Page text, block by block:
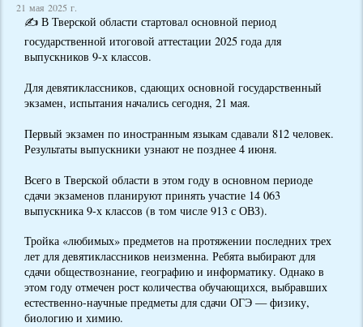
21 мая 2025 г.
✍️ В Тверской области стартовал основной период
государственной итоговой аттестации 2025 года для
выпускников 9-х классов.
Для девятиклассников, сдающих основной государственный
экзамен, испытания начались сегодня, 21 мая.
Первый экзамен по иностранным языкам сдавали 812 человек.
Результаты выпускники узнают не позднее 4 июня.
Всего в Тверской области в этом году в основном периоде
сдачи экзаменов планируют принять участие 14 063
выпускника 9-х классов (в том числе 913 с ОВЗ).
Тройка «любимых» предметов на протяжении последних трех
лет для девятиклассников неизменна. Ребята выбирают для
сдачи обществознание, географию и информатику. Однако в
этом году отмечен рост количества обучающихся, выбравших
естественно-научные предметы для сдачи ОГЭ — физику,
биологию и химию.